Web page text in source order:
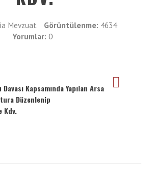
Mevzuat Görüntülenme: 4634
Yorumlar: 0
Kapsamında Yapılan Arsa
Düzenlenip
Kdv.
Vergimedia
İletişim